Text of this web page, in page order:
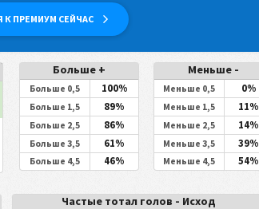
ПРЕМИУМ СЕЙЧАС
Больше +
Больше 0,5 100%
Больше 1,5 89%
Больше 2,5 86%
Больше 3,5 61%
Больше 4,5 46%
Меньше -
Меньше 0,5 0%
Меньше 1,5 11%
Меньше 2,5 14%
Меньше 3,5 39%
Меньше 4,5 54%
Частые тотал голов - Исход